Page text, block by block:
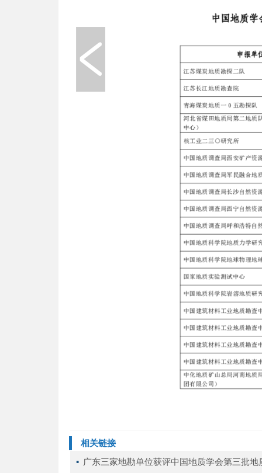
相关链接
▪ 广东三家地勘单位获评中国地质学会第三批地